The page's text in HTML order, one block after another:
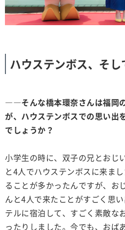
ハウステンボス、そ
――そんな橋本環奈さんは福岡
が、ハウステンボスでの思い出
でしょうか？
小学生の時に、双子の兄とおじ
と4人でハウステンボスに来ま
ることが多かったんですが、お
んと4人で来たことがすごく思
テルに宿泊して、すごく素敵な
ったりしました。今でも、おば